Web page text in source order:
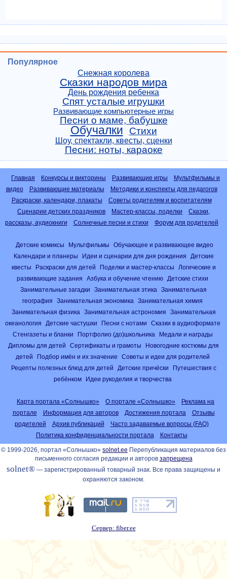
Популярное
Снежная королева
Сказки народов мира
День рождения ребенка
Спят усталые игрушки
Развивающие компьютерные игры
Песни о маме, бабушке
Обучалки Стихи
Шоу, спектакли, квесты, сценки
Песни: ноты, караоке
Главная Конкурсы и викторины Развивающие игры
Мультфильмы и
видео
Развивающие материалы
Методики и конспекты для педагогов
Раскраски, календари, плакаты
Советы родителям и воспитателям
Сценарии детских праздников
Мастер-классы, поделки
Сказки,
рассказы, аудиокниги
Солнечные песни и стихи Форум для родителей
Детские комиксы Мультфильмы
Обучающее и развивающее видео
Календари и планеры
Идеи и сценарии для дня рождения
Детские
квесты
Раскраски для детей Поделки и мастер-классы
Логические и
развивающие задания
Азбука и обучение чтению
Детские стихи
Занимательные загадки
Занимательная этика
Занимательная
география
Занимательная экономика
Занимательная химия
Занимательная физика
Занимательная астрономия
Занимательная
океанология
Детские частушки Песни с нотами
Сказки в аудиоформате
Стенгазеты и бланки
Портфолио (до)школьника
Медали и награды
Дипломы для детей
Сертификаты и грамоты
Новогодние костюмы для
детей
Подбор имён и их значение
Советы и идеи для родителей
Рецепты полезных блюд для детей
Детские причёски
Путешествия с
ребёнком
Идеи рукоделия и творчества
Карта портала «Солнышко» О портале «Солнышко»
Реклама на
портале
Информация для авторов Достижения портала
Отзывы
родителей
Архив публикаций
Часто задаваемые вопросы (FAQ)
Политика конфиденциальности портала
Контакты
© 1999-2026, портал «Солнышко» solnet.ee Перепубликация материалов без
письменного согласия редакции и авторов запрещена
solnet® — зарегистрированный товарный знак. Все права защищены и
охраняются законом.
Сервер: fiber.ee